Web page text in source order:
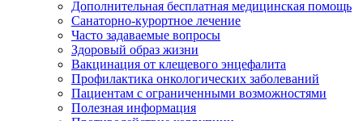
Дополнительная бесплатная медицинская помощь
Санаторно-курортное лечение
Часто задаваемые вопросы
Здоровый образ жизни
Вакцинация от клещевого энцефалита
Профилактика онкологических заболеваний
Пациентам с ограниченными возможностями
Полезная информация